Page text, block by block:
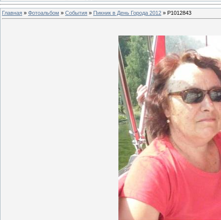
Главная » Фотоальбом » События » Пикник в День Города 2012 » P1012843